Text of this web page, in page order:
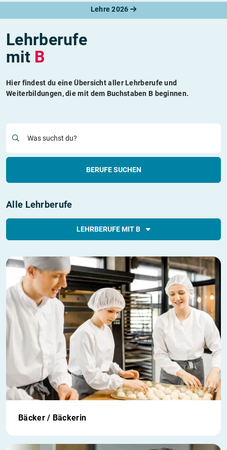
Lehre 2026
Lehrberufe
mit B
Hier findest du eine Übersicht aller Lehrberufe und
Weiterbildungen, die mit dem Buchstaben B beginnen.
Was suchst du?
BERUFE SUCHEN
Alle Lehrberufe
LEHRBERUFE MIT B
Bäcker / Bäckerin